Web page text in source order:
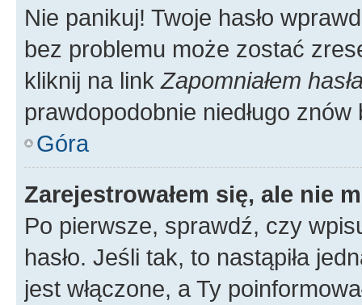
Nie panikuj! Twoje hasło
bez problemu może zostać
kliknij na link Zapomniałem
prawdopodobnie niedługo
Góra
Zarejestrowałem się, ale nie
Po pierwsze, sprawdź, czy
hasło. Jeśli tak, to nastąpiła
jest włączone, a Ty